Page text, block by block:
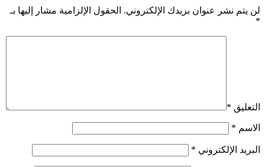
لن يتم نشر عنوان بريدك الإلكتروني. الحقول الإلزامية مشار إليها بـ
*
التعليق *
الاسم *
البريد الإلكتروني *